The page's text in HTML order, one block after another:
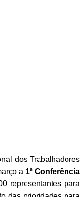
dos Trabalhadores
a 1ª Conferência
representantes para